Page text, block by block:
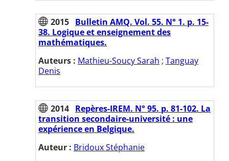
2015 Bulletin AMQ. Vol. 55. N° 1. p. 15-
38. Logique et enseignement des
mathématiques.
Auteurs : Mathieu-Soucy Sarah ; Tanguay
Denis
2014 Repères-IREM. N° 95. p. 81-102. La
transition secondaire-université : une
expérience en Belgique.
Auteur : Bridoux Stéphanie